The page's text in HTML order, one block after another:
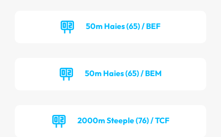
50m Haies (65) / BEF
50m Haies (65) / BEM
2000m Steeple (76) / TCF